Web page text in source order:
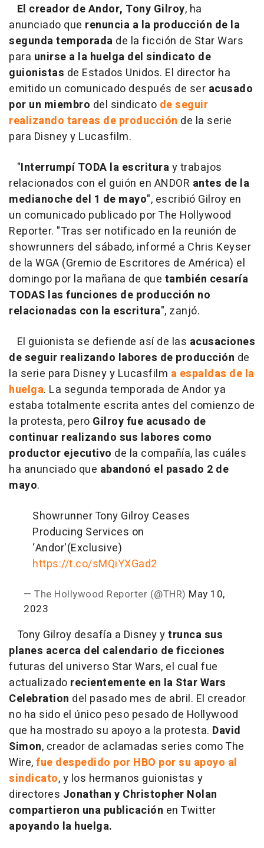
El creador de Andor, Tony Gilroy, ha
anunciado que renuncia a la producción de la
segunda temporada de la ficción de Star Wars
para unirse a la huelga del sindicato de
guionistas de Estados Unidos. El director ha
emitido un comunicado después de ser acusado
por un miembro del sindicato de seguir
realizando tareas de producción de la serie
para Disney y Lucasfilm.
"Interrumpí TODA la escrituray trabajos
relacionados con el guión en ANDOR antes de la
medianoche del 1 de mayo", escribió Gilroy en
un comunicado publicado por The Hollywood
Reporter. "Tras ser notificado en la reunión de
showrunners del sábado, informé a Chris Keyser
de la WGA (Gremio de Escritores de América) el
domingo por la mañana de que también cesaría
TODAS las funciones de producción no
relacionadas con la escritura", zanjó.
El guionista se defiende así de las acusaciones
de seguir realizando labores de producción de
la serie para Disney y Lucasfilm a espaldas de la
huelga. La segunda temporada de Andor ya
estaba totalmente escrita antes del comienzo de
la protesta, pero Gilroy fue acusado de
continuar realizando sus labores como
productor ejecutivo de la compañía, las cuáles
ha anunciado que abandonó el pasado 2 de
mayo.
Showrunner Tony Gilroy Ceases
Producing Services on
‘Andor'(Exclusive)
https://t.co/sMQiYXGad2
— The Hollywood Reporter (@THR) May 10,
2023
Tony Gilroy desafía a Disney ytrunca sus
planes acerca del calendario de ficciones
futuras del universo Star Wars, el cual fue
actualizado recientemente en la Star Wars
Celebration del pasado mes de abril. El creador
no ha sido el único peso pesado de Hollywood
que ha mostrado su apoyo a la protesta. David
Simon, creador de aclamadas series como The
Wire,fue despedido por HBO por su apoyo al
sindicato, y los hermanos guionistas y
directores Jonathan y Christopher Nolan
compartieron una publicación en Twitter
apoyando la huelga.